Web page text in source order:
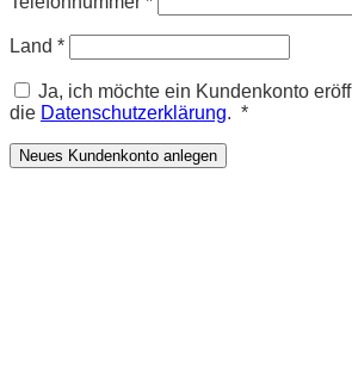
Land *
Ja, ich möchte ein Kundenkonto
die Datenschutzerklärung. *Erforderlich
Neues Kundenkonto anlegen